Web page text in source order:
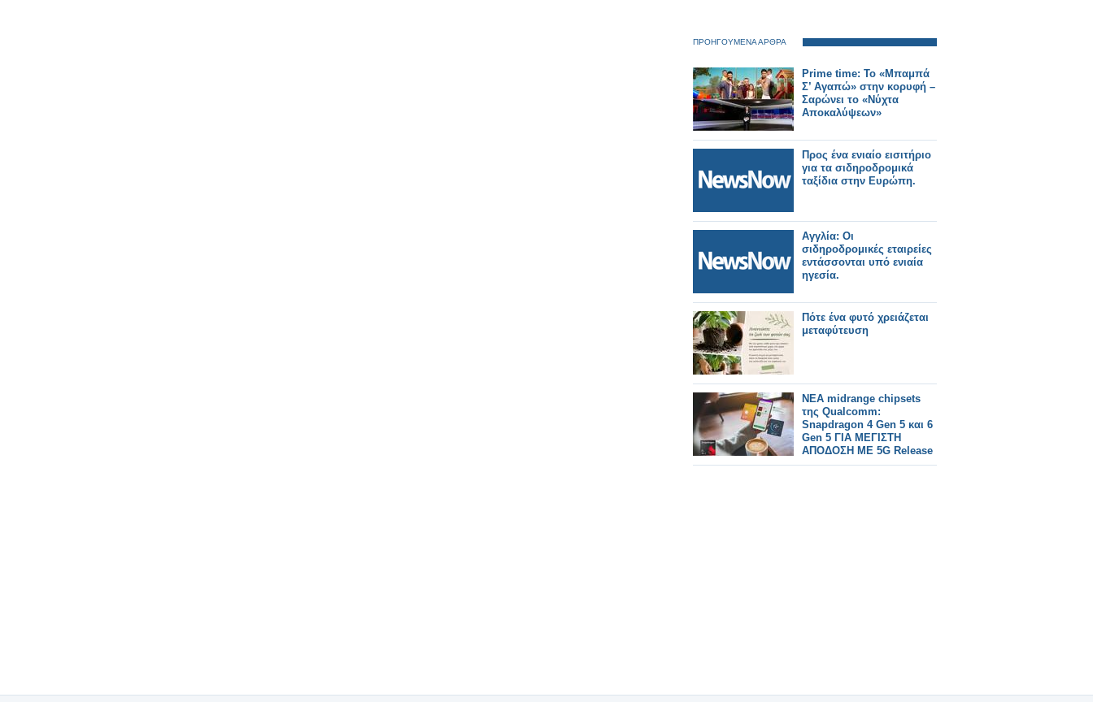
ΠΡΟΗΓΟΥΜΕΝΑ ΑΡΘΡΑ
Prime time: Το «Μπαμπά
Σ’ Αγαπώ» στην κορυφή –
Σαρώνει το «Νύχτα
Αποκαλύψεων»
Προς ένα ενιαίο εισιτήριο
για τα σιδηροδρομικά
ταξίδια στην Ευρώπη.
Αγγλία: Οι
σιδηροδρομικές εταιρείες
εντάσσονται υπό ενιαία
ηγεσία.
Πότε ένα φυτό χρειάζεται
μεταφύτευση
ΝΕΑ midrange chipsets
της Qualcomm:
Snapdragon 4 Gen 5 και 6
Gen 5 ΓΙΑ ΜΕΓΙΣΤΗ
ΑΠΟΔΟΣΗ ΜΕ 5G Release
17